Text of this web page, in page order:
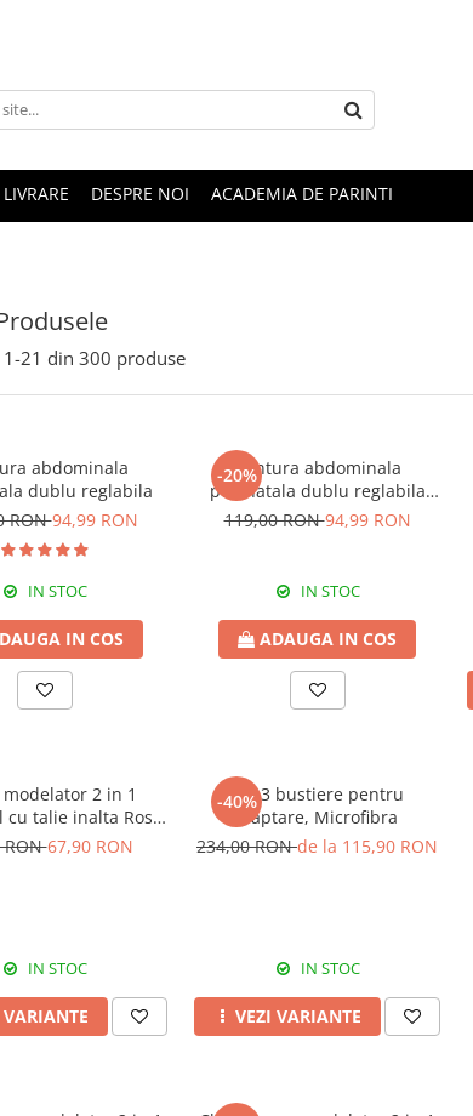
LIVRARE DESPRE NOI ACADEMIA DE PARINTI
1-21 din 300 produse
abdominala
dublu reglabila
RON94,99 RON
IN STOC
IN COS
-20%
Centura abdominala
postnatala dublu reglabila
black
119,00 RON94,99 RON
IN STOC
ADAUGA IN COS
2 in 1
cu talie inalta Rose
Girl Black
RON67,90 RON
IN STOC
-40%
Set 3 bustiere pentru
alaptare, Microfibra
234,00 RONde la 115,90 RON
IN STOC
VEZI VARIANTE